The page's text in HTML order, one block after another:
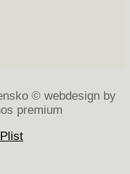
© webdesign by
premium